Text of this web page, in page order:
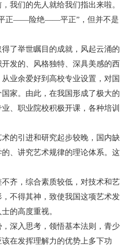
我们的先人就给我们指出来啦。
平正——险绝——平正”，但并不是
了举世瞩目的成就，风起云涌的
发的、风格独特、深具美感的西
业余爱好到高校专业设置，对国
家。由此，在我国形成了极大的
、职业院校积极开课，各种培训
的引进和研究起步较晚，国内缺
、讲究艺术规律的理论体系。这
齐，综合素质较低，对技术和艺
不得其神，致使我国这项艺术发
的高度重视。
深入思考，领悟基本法则，青少
在发挥理解力的优势上多下功